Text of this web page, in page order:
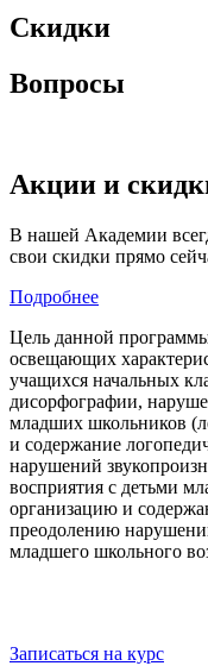
Скидки
Вопросы
Акции и
В нашей Академии
свои скидки прямо
Подробнее
Цель данной
освещающих
учащихся начальных
дисорфографии,
младших школьников
и содержание
нарушений
восприятия с детьми
организацию и
преодолению
младшего школьного
Записаться на курс